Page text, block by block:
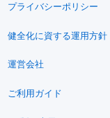
プライバシーポリシー
健全化に資する運用方針
運営会社
ご利用ガイド